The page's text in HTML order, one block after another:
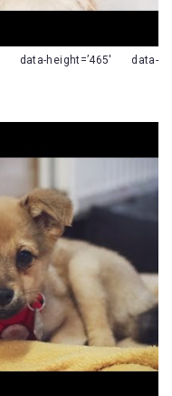
height=’465′ data-